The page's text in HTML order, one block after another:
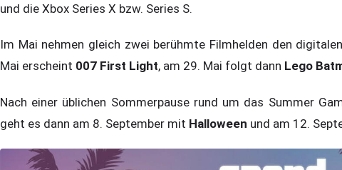
und die Xbox Series X bzw. Series S.
Im Mai nehmen gleich zwei berühmte Filmhelden den
Mai erscheint 007 First Light, am 29. Mai folgt dann Lego
Nach einer üblichen Sommerpause rund um das Summer
geht es dann am 8. September mit Halloween und am 12.